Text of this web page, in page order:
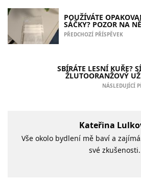
POUŽÍVÁTE
SÁČKY? POZOR NA
PŘEDCHOZÍ PŘÍSPĚVEK
SBÍRÁTE LESNÍ KUŘE?
ŽLUTOORANŽOVÝ UŽ
NÁSLEDUJÍCÍ
Kateřina
Vše okolo bydlení mě baví a
své zkušenosti.